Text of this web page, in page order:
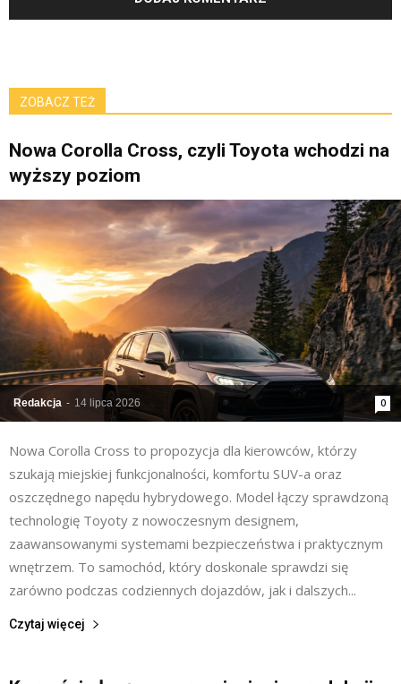
ZOBACZ TEŻ
Nowa Corolla Cross, czyli Toyota wchodzi na
wyższy poziom
Redakcja - 14 lipca 2026 0
Nowa Corolla Cross to propozycja dla kierowców, którzy
szukają miejskiej funkcjonalności, komfortu SUV-a oraz
oszczędnego napędu hybrydowego. Model łączy sprawdzoną
technologię Toyoty z nowoczesnym designem,
zaawansowanymi systemami bezpieczeństwa i praktycznym
wnętrzem. To samochód, który doskonale sprawdzi się
zarówno podczas codziennych dojazdów, jak i dalszych...
Czytaj więcej